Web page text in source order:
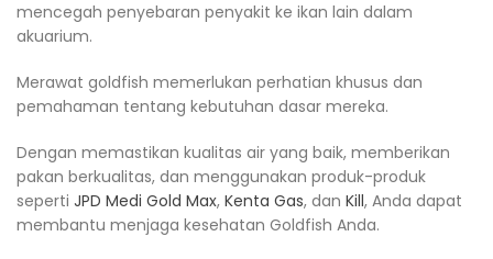
mencegah penyebaran penyakit ke ikan lain dalam
akuarium.
Merawat goldfish memerlukan perhatian khusus dan
pemahaman tentang kebutuhan dasar mereka.
Dengan memastikan kualitas air yang baik, memberikan
pakan berkualitas, dan menggunakan produk-produk
seperti JPD Medi Gold Max, Kenta Gas, dan Kill, Anda dapat
membantu menjaga kesehatan Goldfish Anda.